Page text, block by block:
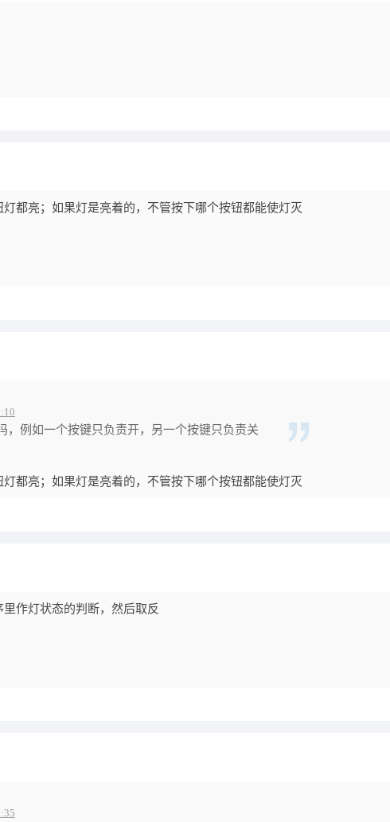
都亮；如果灯是亮着的，不管按下哪个按钮都能使灯灭
，例如一个按键只负责开，另一个按键只负责关
都亮；如果灯是亮着的，不管按下哪个按钮都能使灯灭
作灯状态的判断，然后取反